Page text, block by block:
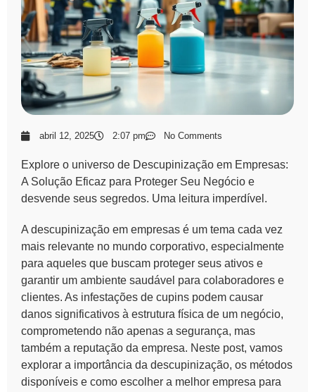
abril 12, 2025 2:07 pm No Comments
Explore o universo de Descupinização em Empresas:
A Solução Eficaz para Proteger Seu Negócio e
desvende seus segredos. Uma leitura imperdível.
A descupinização em empresas é um tema cada vez
mais relevante no mundo corporativo, especialmente
para aqueles que buscam proteger seus ativos e
garantir um ambiente saudável para colaboradores e
clientes. As infestações de cupins podem causar
danos significativos à estrutura física de um negócio,
comprometendo não apenas a segurança, mas
também a reputação da empresa. Neste post, vamos
explorar a importância da descupinização, os métodos
disponíveis e como escolher a melhor empresa para